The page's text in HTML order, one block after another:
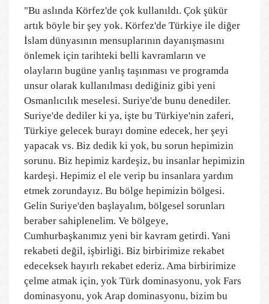
"Bu aslında Körfez'de çok kullanıldı. Çok şükür
artık böyle bir şey yok. Körfez'de Türkiye ile diğer
İslam dünyasının mensuplarının dayanışmasını
önlemek için tarihteki belli kavramların ve
olayların bugüne yanlış taşınması ve programda
unsur olarak kullanılması dediğiniz gibi yeni
Osmanlıcılık meselesi. Suriye'de bunu denediler.
Suriye'de dediler ki ya, işte bu Türkiye'nin zaferi,
Türkiye gelecek burayı domine edecek, her şeyi
yapacak vs. Biz dedik ki yok, bu sorun hepimizin
sorunu. Biz hepimiz kardeşiz, bu insanlar hepimizin
kardeşi. Hepimiz el ele verip bu insanlara yardım
etmek zorundayız. Bu bölge hepimizin bölgesi.
Gelin Suriye'den başlayalım, bölgesel sorunları
beraber sahiplenelim. Ve bölgeye,
Cumhurbaşkanımız yeni bir kavram getirdi. Yani
rekabeti değil, işbirliği. Biz birbirimize rekabet
edeceksek hayırlı rekabet ederiz. Ama birbirimize
çelme atmak için, yok Türk dominasyonu, yok Fars
dominasyonu, yok Arap dominasyonu, bizim bu